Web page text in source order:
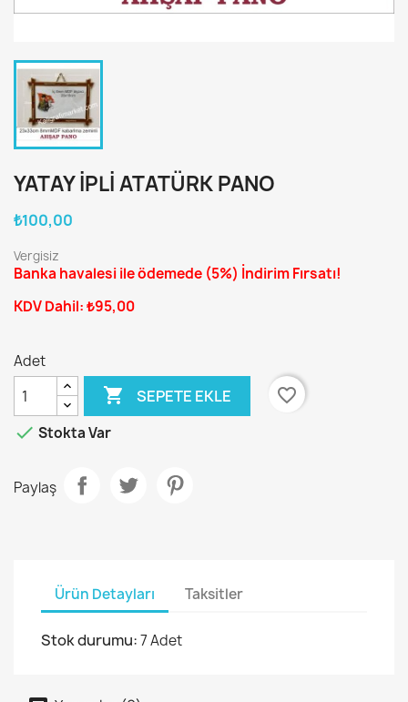
YATAY IPLI ATATÜRK PANO
₺100,00
Vergisiz
Banka havalesi ile ödemede (5%) İndirim Fırsatı!
KDV Dahil: ₺95,00
Adet
 SEPETE EKLE
favorite_border
 Stokta Var
Paylaş
Ürün Detayları Taksitler
Stok durumu:7 Adet